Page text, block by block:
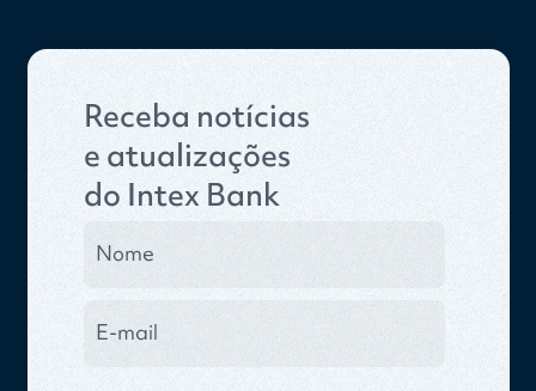
Receba notícias
e atualizações
do Intex Bank